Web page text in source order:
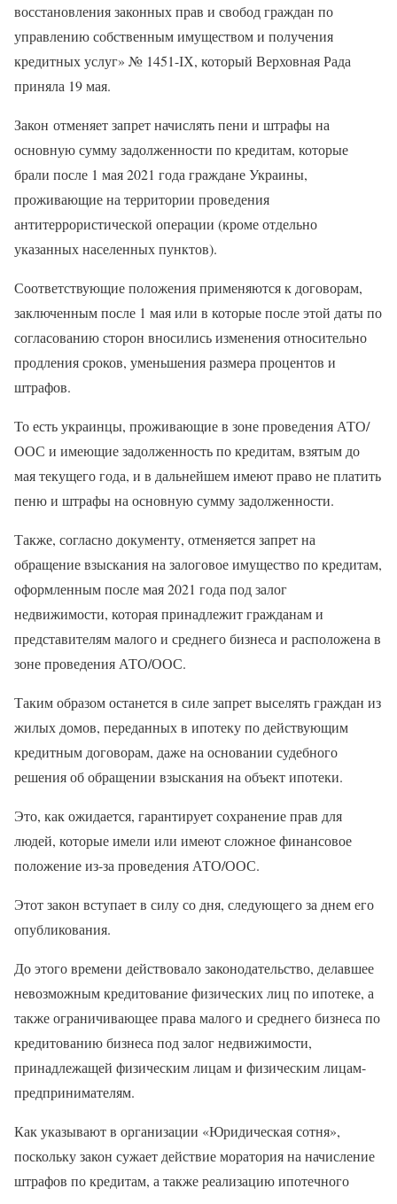
восстановления законных прав и свобод граждан по
управлению собственным имуществом и получения
кредитных услуг» № 1451-ІХ, который Верховная Рада
приняла 19 мая.
Закон отменяет запрет начислять пени и штрафы на
основную сумму задолженности по кредитам, которые
брали после 1 мая 2021 года граждане Украины,
проживающие на территории проведения
антитеррористической операции (кроме отдельно
указанных населенных пунктов).
Соответствующие положения применяются к договорам,
заключенным после 1 мая или в которые после этой даты по
согласованию сторон вносились изменения относительно
продления сроков, уменьшения размера процентов и
штрафов.
То есть украинцы, проживающие в зоне проведения АТО/
ООС и имеющие задолженность по кредитам, взятым до
мая текущего года, и в дальнейшем имеют право не платить
пеню и штрафы на основную сумму задолженности.
Также, согласно документу, отменяется запрет на
обращение взыскания на залоговое имущество по кредитам,
оформленным после мая 2021 года под залог
недвижимости, которая принадлежит гражданам и
представителям малого и среднего бизнеса и расположена в
зоне проведения АТО/ООС.
Таким образом останется в силе запрет выселять граждан из
жилых домов, переданных в ипотеку по действующим
кредитным договорам, даже на основании судебного
решения об обращении взыскания на объект ипотеки.
Это, как ожидается, гарантирует сохранение прав для
людей, которые имели или имеют сложное финансовое
положение из-за проведения АТО/ООС.
Этот закон вступает в силу со дня, следующего за днем его
опубликования.
До этого времени действовало законодательство, делавшее
невозможным кредитование физических лиц по ипотеке, а
также ограничивающее права малого и среднего бизнеса по
кредитованию бизнеса под залог недвижимости,
принадлежащей физическим лицам и физическим лицам-
предпринимателям.
Как указывают в организации «Юридическая сотня»,
поскольку закон сужает действие моратория на начисление
штрафов по кредитам, а также реализацию ипотечного